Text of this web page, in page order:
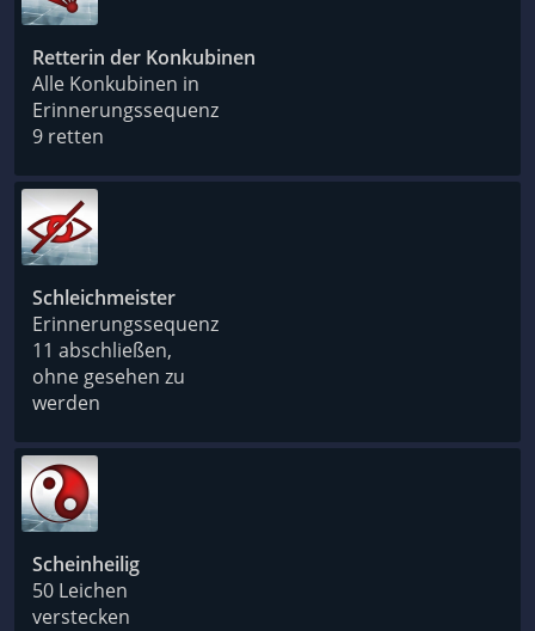
Retterin der Konkubinen
Alle Konkubinen in
Erinnerungssequenz
9 retten
Schleichmeister
Erinnerungssequenz
11 abschließen,
ohne gesehen zu
werden
Scheinheilig
50 Leichen
verstecken